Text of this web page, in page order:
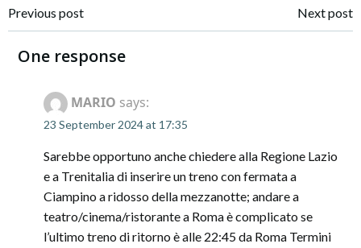
Post
navigation
Previous post
Post
Next post
One response
MARIO says:
23 September 2024 at 17:35
Sarebbe opportuno anche chiedere alla Regione Lazio
e a Trenitalia di inserire un treno con fermata a
Ciampino a ridosso della mezzanotte; andare a
teatro/cinema/ristorante a Roma è complicato se
l’ultimo treno di ritorno è alle 22:45 da Roma Termini